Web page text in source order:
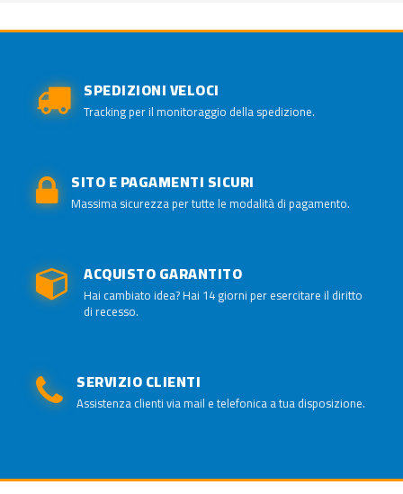
SPEDIZIONI VELOCI
Tracking per il monitoraggio della spedizione.
SITO E PAGAMENTI SICURI
Massima sicurezza per tutte le modalità di pagamento.
ACQUISTO GARANTITO
Hai cambiato idea? Hai 14 giorni per esercitare il diritto
di recesso.
SERVIZIO CLIENTI
Assistenza clienti via mail e telefonica a tua disposizione.